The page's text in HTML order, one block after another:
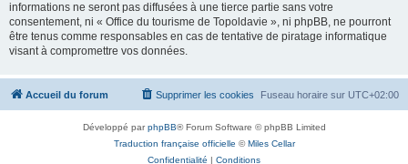
informations ne seront pas diffusées à une tierce partie sans votre
consentement, ni « Office du tourisme de Topoldavie », ni phpBB, ne pourront
être tenus comme responsables en cas de tentative de piratage informatique
visant à compromettre vos données.
Accueil du forum Fuseau horaire sur UTC+02:00
Supprimer les cookies
Développé parphpBB® Forum Software © phpBB Limited
Traduction française officielle ©Miles Cellar
Confidentialité | Conditions